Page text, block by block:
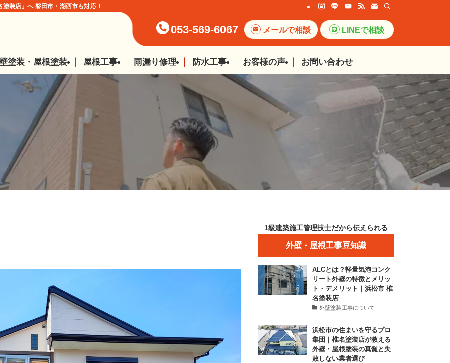
装店」へ 磐田市・湖西市も対応！
塗装・屋根塗装 屋根工事 雨漏り修理 防水工事 お客様の声 お問い合わせ
053-569-6067 メールで相談 LINEで相談
1級建築施工管理技士だから伝えられる
外壁・屋根工事豆知識
ALCとは？軽量気泡コンク
リート外壁の特徴とメリッ
ト・デメリット｜浜松市 椎
名塗装店
外壁塗装工事について
浜松市の住まいを守るプロ
集団｜椎名塗装店が教える
外壁・屋根塗装の真髄と失
敗しない業者選び